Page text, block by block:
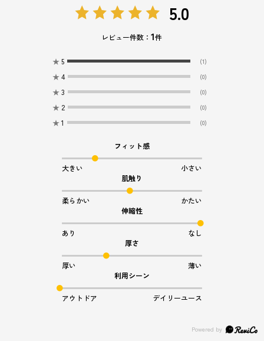
5.0
レビュー件数：1件
★ 5 (1)
★ 4 (0)
★ 3 (0)
★ 2 (0)
★ 1 (0)
フィット感
大きい
小さい
肌触り
柔らかい
かたい
伸縮性
あり
なし
厚さ
厚い
薄い
利用シーン
アウトドア デイリーユース